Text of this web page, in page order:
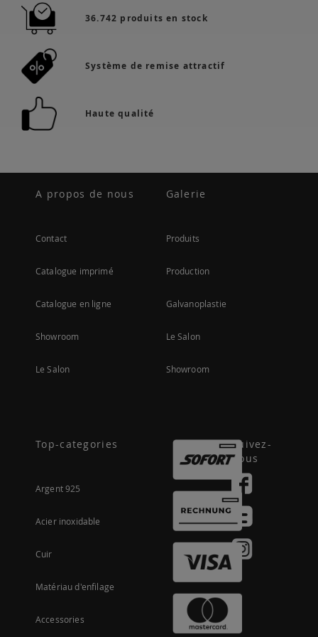
36.742 produits en stock
Système de remise attractif
Haute qualité
A propos de nous
Contact
Catalogue imprimé
Catalogue en ligne
Showroom
Le Salon
Galerie
Produits
Production
Galvanoplastie
Le Salon
Showroom
Top-categories
Argent 925
Acier inoxidable
Cuir
Matériau d'enfilage
Accessories
Suivez-
nous